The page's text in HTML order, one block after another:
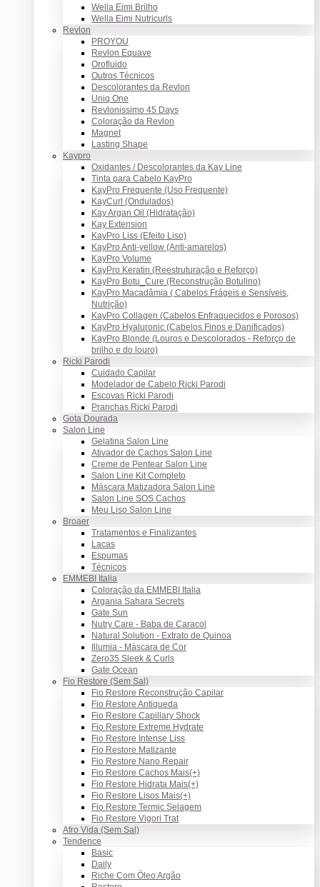
Wella Eimi Brilho
Wella Eimi Nutricurls
Revlon
PROYOU
Revlon Equave
Orofluido
Outros Técnicos
Descolorantes da Revlon
Uniq One
Revlonissimo 45 Days
Coloração da Revlon
Magnet
Lasting Shape
Kaypro
Oxidantes / Descolorantes da Kay Line
Tinta para Cabelo KayPro
KayPro Frequente (Uso Frequente)
KayCurl (Ondulados)
Kay Argan Oil (Hidratação)
Kay Extension
KayPro Liss (Efeito Liso)
KayPro Anti-yellow (Anti-amarelos)
KayPro Volume
KayPro Keratin (Reestruturação e Reforço)
KayPro Botu_Cure (Reconstrução Botulino)
KayPro Macadâmia ( Cabelos Frágeis e Sensíveis,
Nutrição)
KayPro Collagen (Cabelos Enfraquecidos e Porosos)
KayPro Hyaluronic (Cabelos Finos e Danificados)
KayPro Blonde (Louros e Descolorados - Reforço de
brilho e do louro)
Ricki Parodi
Cuidado Capilar
Modelador de Cabelo Ricki Parodi
Escovas Ricki Parodi
Pranchas Ricki Parodi
Gota Dourada
Salon Line
Gelatina Salon Line
Ativador de Cachos Salon Line
Creme de Pentear Salon Line
Salon Line Kit Completo
Máscara Matizadora Salon Line
Salon Line SOS Cachos
Meu Liso Salon Line
Broaer
Tratamentos e Finalizantes
Lacas
Espumas
Técnicos
EMMEBI Italia
Coloração da EMMEBI Italia
Argania Sahara Secrets
Gate Sun
Nutry Care - Baba de Caracol
Natural Solution - Extrato de Quinoa
Illumia - Máscara de Cor
Zero35 Sleek & Curls
Gate Ocean
Fio Restore (Sem Sal)
Fio Restore Reconstrução Capilar
Fio Restore Antiqueda
Fio Restore Capillary Shock
Fio Restore Extreme Hydrate
Fio Restore Intense Liss
Fio Restore Matizante
Fio Restore Nano Repair
Fio Restore Cachos Mais(+)
Fio Restore Hidrata Mais(+)
Fio Restore Lisos Mais(+)
Fio Restore Termic Selagem
Fio Restore Vigori Trat
Afro Vida (Sem Sal)
Tendence
Basic
Daily
Riche Com Óleo Argão